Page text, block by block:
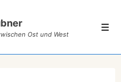
Ost und West